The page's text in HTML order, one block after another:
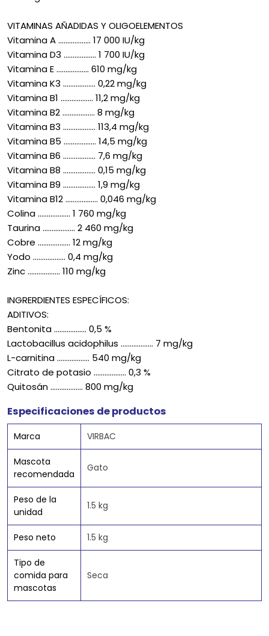
VITAMINAS AÑADIDAS Y OLIGOELEMENTOS
Vitamina A .................. 17 000 IU/kg
Vitamina D3 .................. 1 700 IU/kg
Vitamina E .................. 610 mg/kg
Vitamina K3 .................. 0,22 mg/kg
Vitamina B1 .................. 11,2 mg/kg
Vitamina B2 .................. 8 mg/kg
Vitamina B3 .................. 113,4 mg/kg
Vitamina B5 .................. 14,5 mg/kg
Vitamina B6 .................. 7,6 mg/kg
Vitamina B8 .................. 0,15 mg/kg
Vitamina B9 .................. 1,9 mg/kg
Vitamina B12 .................. 0,046 mg/kg
Colina .................. 1 760 mg/kg
Taurina .................. 2 460 mg/kg
Cobre .................. 12 mg/kg
Yodo .................. 0,4 mg/kg
Zinc .................. 110 mg/kg
INGRERDIENTES ESPECÍFICOS:
ADITIVOS:
Bentonita .................. 0,5 %
Lactobacillus acidophilus .................. 7 mg/kg
L-carnitina .................. 540 mg/kg
Citrato de potasio .................. 0,3 %
Quitosán .................. 800 mg/kg
Especificaciones de productos
Marca VIRBAC
Mascota
recomendada
Gato
Peso de la
unidad
1.5 kg
Peso neto 1.5 kg
Tipo de
comida para
mascotas
Seca